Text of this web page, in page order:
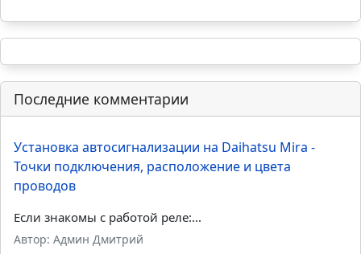
Последние комментарии
Установка автосигнализации на Daihatsu Mira -
Точки подключения, расположение и цвета
проводов
Если знакомы с работой реле:...
Автор: Админ Дмитрий